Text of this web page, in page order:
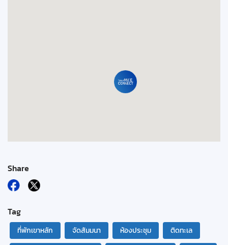
Share
Tag
ที่พักเขาหลัก จัดสัมมนา ห้องประชุม
ติดทะเล